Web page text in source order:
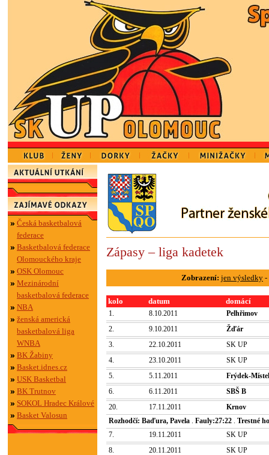
Česká basketbalová
federace
Basketbalová federace
Olomouckého kraje
OSK Olomouc
Mezinárodní
basketbalová federace
NBA
ženská americká
basketbalová liga
WNBA
BK Žabiny
Basket.idnes.cz
USK Basketbal
BK Trutnov
SOKOL Hradec Králové
Basket Valosun
Zápasy – liga kadetek
Zobrazení: jen výsledky -
kolo datum domácí
1. 8.10.2011
Pelhřimov
2.
9.10.2011
Žďár
3.
22.10.2011
SK UP
4.
23.10.2011
SK UP
5.
5.11.2011
Frýdek-
6.
6.11.2011
SBŠ B
20.
17.11.2011
Krnov
Rozhodčí: Baďura, Pavela . Fauly:27:22 . Trestné
7.
19.11.2011
SK UP
8.
20.11.2011
SK UP